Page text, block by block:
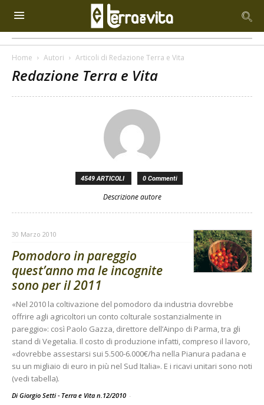
Home Autori Articoli di Redazione Terra e Vita
Redazione Terra e Vita
4549 ARTICOLI 0 Commenti
Descrizione autore
30 Marzo 2010
Pomodoro in pareggio
quest’anno ma le incognite
sono per il 2011
«Nel 2010 la coltivazione del pomodoro da industria dovrebbe
offrire agli agricoltori un conto colturale sostanzialmente in
pareggio»: così Paolo Gazza, direttore dell’Ainpo di Parma, tra gli
stand di Vegetalia. Il costo di produzione infatti, compreso il lavoro,
«dovrebbe assestarsi sui 5.500-6.000€/ha nella Pianura padana e
su un migliaio di euro in più nel Sud Italia». E i ricavi unitari sono noti
(vedi tabella).
Di Giorgio Setti - Terra e Vita n.12/2010 -